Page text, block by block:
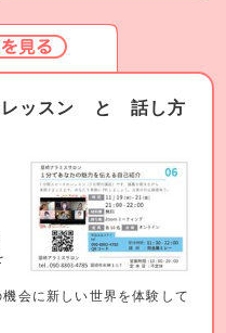
レッスン と 話し方
会に新しい世界を体験して